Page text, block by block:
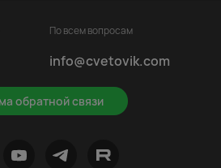
обратной связи
По всем вопросам
info@cvetovik.com